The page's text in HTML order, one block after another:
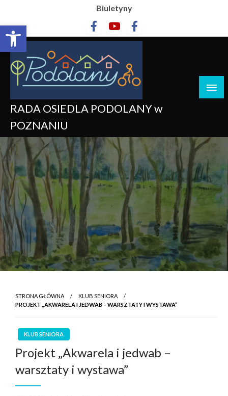
Otwórz pasek narzędzi
Biuletyny
RADA OSIEDLA PODOLANY w
POZNANIU
STRONA GŁÓWNA
KLUB SENIORA
PROJEKT „AKWARELA I JEDWAB – WARSZTATY I WYSTAWA”
KLUB SENIORA
Projekt „Akwarela i jedwab –
warsztaty i wystawa”